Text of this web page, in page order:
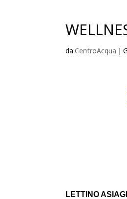
daCentroAcqua |
LETTINO